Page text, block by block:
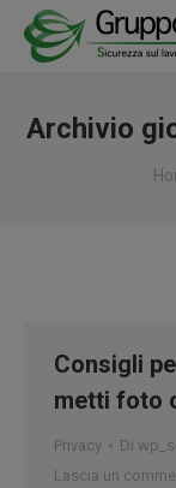
Archivio
Consigli
metti foto
Privacy Di
Lascia un